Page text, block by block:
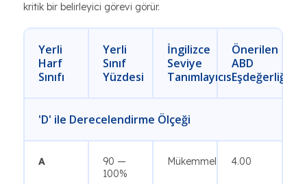
kritik bir belirleyici görevi görür.
Yerli
Harf
Sınıfı
Yerli
Sınıf
Yüzdesi
İngilizce
Seviye
Tanımlayıcısı
Önerilen
ABD
Eşdeğerliği
'D' ile Derecelendirme Ölçeği
A
90 —
100%
Mükemmel 4.00